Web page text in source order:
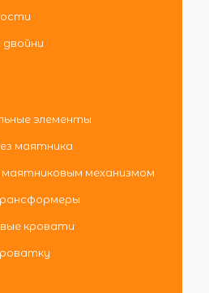
двойни
элементы
маятника
механизмом
кровати